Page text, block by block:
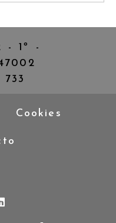
- 1º -
Cookies